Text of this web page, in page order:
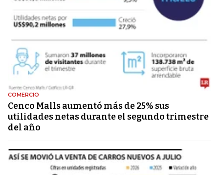
COMERCIO
Cenco Malls aumentó más de 25% sus
utilidades netas durante el segundo trimestre
del año